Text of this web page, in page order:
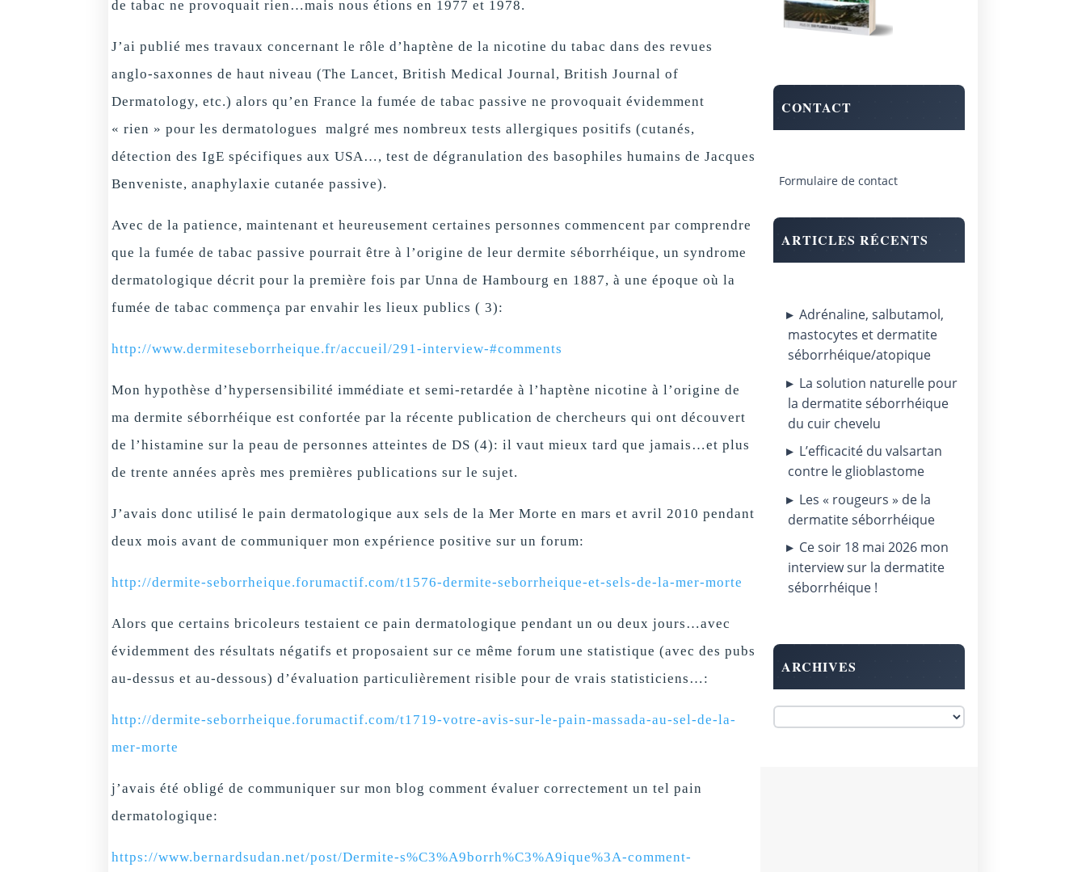
de tabac ne provoquait rien…mais nous étions en 1977 et 1978.
J’ai publié mes travaux concernant le rôle d’haptène de la nicotine du tabac dans des revues
anglo-saxonnes de haut niveau (The Lancet, British Medical Journal, British Journal of
Dermatology, etc.) alors qu’en France la fumée de tabac passive ne provoquait évidemment
« rien » pour les dermatologues malgré mes nombreux tests allergiques positifs (cutanés,
détection des IgE spécifiques aux USA…, test de dégranulation des basophiles humains de Jacques
Benveniste, anaphylaxie cutanée passive).
Avec de la patience, maintenant et heureusement certaines personnes commencent par comprendre
que la fumée de tabac passive pourrait être à l’origine de leur dermite séborrhéique, un syndrome
dermatologique décrit pour la première fois par Unna de Hambourg en 1887, à une époque où la
fumée de tabac commença par envahir les lieux publics ( 3):
http://www.dermiteseborrheique.fr/accueil/291-interview-#comments
Mon hypothèse d’hypersensibilité immédiate et semi-retardée à l’haptène nicotine à l’origine de
ma dermite séborrhéique est confortée par la récente publication de chercheurs qui ont découvert
de l’histamine sur la peau de personnes atteintes de DS (4): il vaut mieux tard que jamais…et plus
de trente années après mes premières publications sur le sujet.
J’avais donc utilisé le pain dermatologique aux sels de la Mer Morte en mars et avril 2010 pendant
deux mois avant de communiquer mon expérience positive sur un forum:
http://dermite-seborrheique.forumactif.com/t1576-dermite-seborrheique-et-sels-de-la-mer-morte
Alors que certains bricoleurs testaient ce pain dermatologique pendant un ou deux jours…avec
évidemment des résultats négatifs et proposaient sur ce même forum une statistique (avec des pubs
au-dessus et au-dessous) d’évaluation particulièrement risible pour de vrais statisticiens…:
http://dermite-seborrheique.forumactif.com/t1719-votre-avis-sur-le-pain-massada-au-sel-de-la-
mer-morte
j’avais été obligé de communiquer sur mon blog comment évaluer correctement un tel pain
dermatologique:
https://www.bernardsudan.net/post/Dermite-s%C3%A9borrh%C3%A9ique%3A-comment-
CONTACT
Formulaire de contact
ARTICLES RÉCENTS
Adrénaline, salbutamol,
mastocytes et dermatite
séborrhéique/atopique
La solution naturelle pour
la dermatite séborrhéique
du cuir chevelu
L’efficacité du valsartan
contre le glioblastome
Les « rougeurs » de la
dermatite séborrhéique
Ce soir 18 mai 2026 mon
interview sur la dermatite
séborrhéique !
ARCHIVES